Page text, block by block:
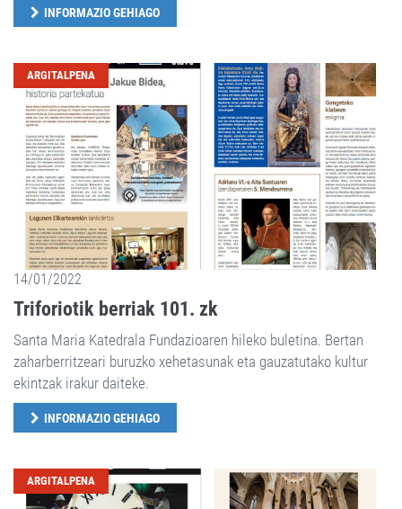
INFORMAZIO GEHIAGO
ARGITALPENA
14/01/2022
Triforiotik berriak 101. zk
Santa Maria Katedrala Fundazioaren hileko buletina. Bertan
zaharberritzeari buruzko xehetasunak eta gauzatutako kultur
ekintzak irakur daiteke.
INFORMAZIO GEHIAGO
ARGITALPENA